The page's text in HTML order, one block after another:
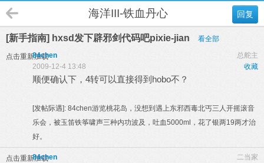
回复
海洋III-铁血丹心
[新手指南] hxsd发下辟邪剑代码吧pixie-jian 看全部
点击重新加载 总舵主
84chen
收藏
2009-12-4 13:48
顺便确认下，4转可以直接得到hobo不？
[发帖际遇]: 84chen游览桃花岛，没想到遇上东邪西毒北丐三人开摇滚音
乐会，被玉笛铁筝啸声三种内功波及，吐血5000ml，花了银两19两才治
好。
点击重新加载 二当家
84chen